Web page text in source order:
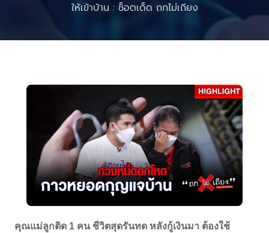
ให้เข้าบ้าน : ช็อตเด็ด ถกไม่เถียง
คุณแม่ลูกติด 1 คน ชีวิตสุดรันทด หลังกู้เงินมา ต้องใช้